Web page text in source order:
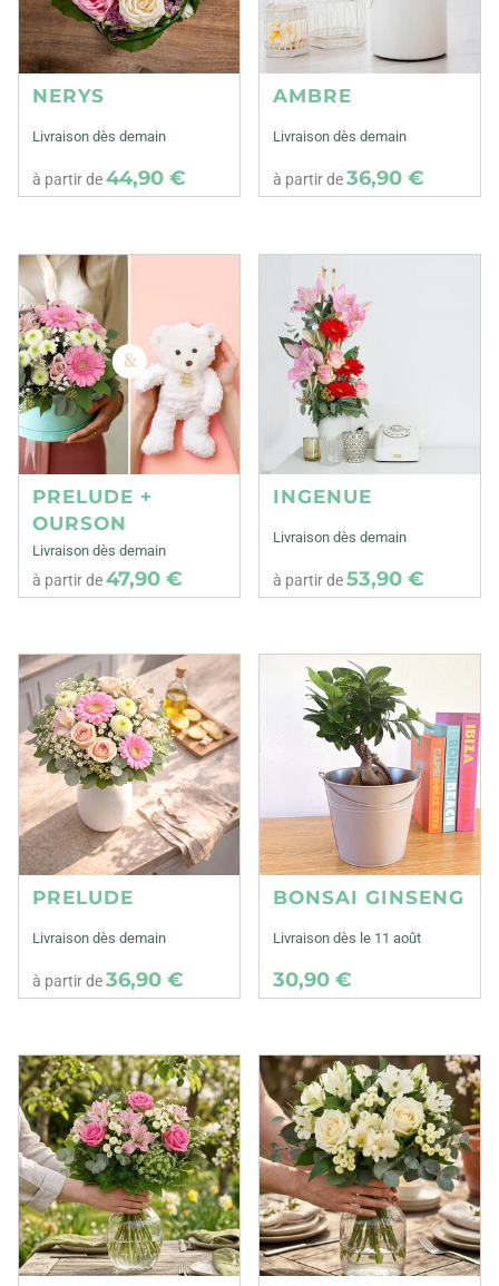
NERYS
Livraison dès demain
à partir de44,90 €
AMBRE
Livraison dès demain
à partir de36,90 €
PRELUDE +
OURSON
Livraison dès demain
à partir de47,90 €
INGENUE
Livraison dès demain
à partir de53,90 €
PRELUDE
Livraison dès demain
à partir de36,90 €
BONSAI GINSENG
Livraison dès le 11 août
30,90 €